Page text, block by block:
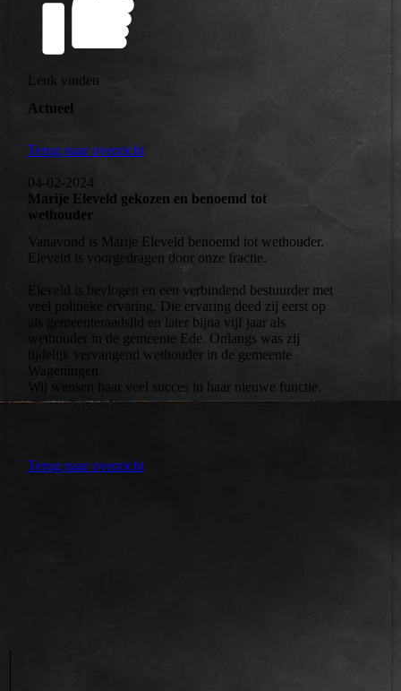
Leuk vinden
Actueel
Terug naar overzicht
04-02-2024
Marije Eleveld gekozen en benoemd tot
wethouder
Vanavond is Marije Eleveld benoemd tot wethouder.
Eleveld is voorgedragen door onze fractie.
Eleveld is bevlogen en een verbindend bestuurder met
veel politieke ervaring. Die ervaring deed zij eerst op
als gemeenteraadslid en later bijna vijf jaar als
wethouder in de gemeente Ede. Onlangs was zij
tijdelijk vervangend wethouder in de gemeente
Wageningen.
Wij wensen haar veel succes in haar nieuwe functie.
Terug naar overzicht